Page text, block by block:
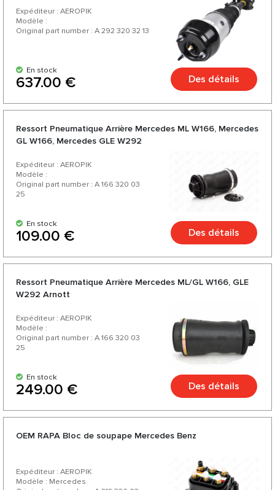
Expéditeur : AEROPIK
Modèle :
Original part number : A 292 320 32 13
En stock
637.00 € Des détails
Ressort Pneumatique Arrière Mercedes ML W166, Mercedes
GL W166, Mercedes GLE W292
Expéditeur : AEROPIK
Modèle :
Original part number : A 166 320 03
25
En stock
109.00 € Des détails
Ressort Pneumatique Arrière Mercedes ML/GL W166, GLE
W292 Arnott
Expéditeur : AEROPIK
Modèle :
Original part number : A 166 320 03
25
En stock
249.00 € Des détails
OEM RAPA Bloc de soupape Mercedes Benz
Expéditeur : AEROPIK
Modèle : Mercedes